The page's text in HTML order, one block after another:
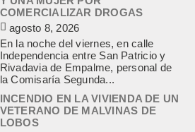
agosto 7, 2026
Esta tarde fueron requeridos los
Bomberos Voluntarios, debido al
incendio declarado en la vivienda de
calle Manuel Caminos 1.200,
propiedad...
PESCADOR DESAPARECIDO EN
EL ARROYO SALADILLO